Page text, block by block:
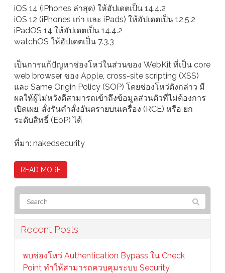
iOS 14 (iPhones ล่าสุด) ให้อัปเดตเป็น 14.4.2
iOS 12 (iPhones เก่า และ iPads) ให้อัปเดตเป็น 12.5.2
iPadOS 14 ให้อัปเดตเป็น 14.4.2
watchOS ให้อัปเดตเป็น 7.3.3
เป็นการแก้ปัญหาช่องโหว่ในส่วนของ WebKit ที่เป็น core
web browser ของ Apple, cross-site scripting (XSS)
และ Same Origin Policy (SOP) โดยช่องโหว่ดังกล่าว มี
ผลให้ผู้ไม่หวังดีสามารถเข้าถึงข้อมูลส่วนตัวที่ไม่ต้องการ
เปิดเผย, สั่งรันคำสั่งอันตรายบนเครื่อง (RCE) หรือ ยก
ระดับสิทธิ์ (EoP) ได้
ที่มา: nakedsecurity
READ MORE
Recent Posts
พบช่องโหว่ Authentication Bypass ใน Check
Point ทำให้สามารถควบคุมระบบ Security